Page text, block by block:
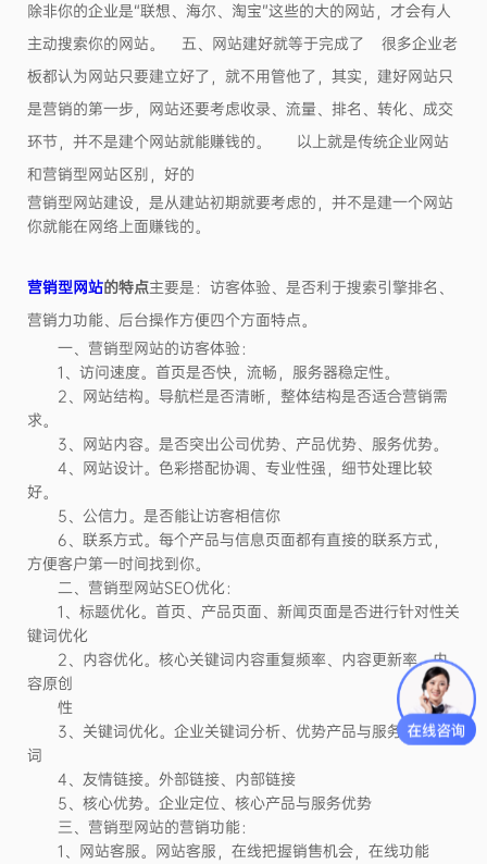
除非你的企业是“联想、海尔、淘宝”这些的大的网站，才会有人
主动搜索你的网站。 五、网站建好就等于完成了 很多企业老
板都认为网站只要建立好了，就不用管他了，其实，建好网站只
是营销的第一步，网站还要考虑收录、流量、排名、转化、成交
环节，并不是建个网站就能赚钱的。 以上就是传统企业网站
和营销型网站区别，好的
营销型网站建设，是从建站初期就要考虑的，并不是建一个网站
你就能在网络上面赚钱的。
营销型网站的特点主要是：访客体验、是否利于搜索引擎排名、
营销力功能、后台操作方便四个方面特点。
一、营销型网站的访客体验：
1、访问速度。首页是否快，流畅，服务器稳定性。
2、网站结构。导航栏是否清晰，整体结构是否适合营销需
求。
3、网站内容。是否突出公司优势、产品优势、服务优势。
4、网站设计。色彩搭配协调、专业性强，细节处理比较
好。
5、公信力。是否能让访客相信你
6、联系方式。每个产品与信息页面都有直接的联系方式，
方便客户第一时间找到你。
二、营销型网站SEO优化：
1、标题优化。首页、产品页面、新闻页面是否进行针对性关
键词优化
2、内容优化。核心关键词内容重复频率、内容更新率、内
容原创
性
3、关键词优化。企业关键词分析、优势产品与服务的关键
词
4、友情链接。外部链接、内部链接
5、核心优势。企业定位、核心产品与服务优势
三、营销型网站的营销功能：
1、网站客服。网站客服，在线把握销售机会，在线功能